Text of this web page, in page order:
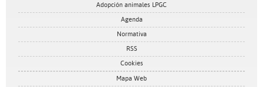
Adopción animales LPGC
Agenda
Normativa
RSS
Cookies
Mapa Web